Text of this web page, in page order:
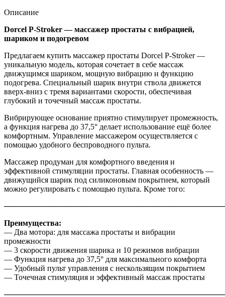
Описание
Dorcel P-Stroker — массажер простаты с вибрацией,
шариком и подогревом
Предлагаем купить массажер простаты Dorcel P-Stroker —
уникальную модель, которая сочетает в себе массаж
движущимся шариком, мощную вибрацию и функцию
подогрева. Специальный шарик внутри ствола движется
вверх-вниз с тремя вариантами скорости, обеспечивая
глубокий и точечный массаж простаты.
Вибрирующее основание приятно стимулирует промежность,
а функция нагрева до 37,5° делает использование ещё более
комфортным. Управление массажером осуществляется с
помощью удобного беспроводного пульта.
Массажер продуман для комфортного введения и
эффективной стимуляции простаты. Главная особенность —
движущийся шарик под силиконовым покрытием, который
можно регулировать с помощью пульта. Кроме того:
Преимущества:
— Два мотора: для массажа простаты и вибрации
промежности
— 3 скорости движения шарика и 10 режимов вибрации
— Функция нагрева до 37,5° для максимального комфорта
— Удобный пульт управления с нескользящим покрытием
— Точечная стимуляция и эффективный массаж простаты